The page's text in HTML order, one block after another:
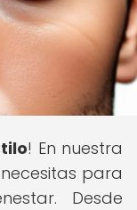
! En nuestra
para
Desde